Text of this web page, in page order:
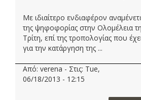
Με ιδιαίτερο ενδιαφέρον
της ψηφοφορίας στην Ολομέλεια
Τρίτη, επί της τροπολογίας που
για την κατάργηση της ...
Από: verena - Στις: Tue,
06/18/2013 - 12:15